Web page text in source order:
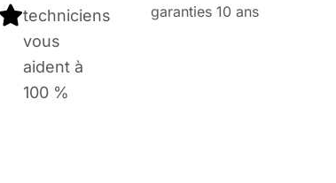
techniciens
vous
aident à
100 %
garanties 10 ans